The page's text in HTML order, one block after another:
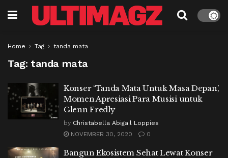
Home Tag tanda mata
Tag: tanda mata
Konser ‘Tanda Mata Untuk Masa Depan’,
Momen Apresiasi Para Musisi untuk
Glenn Fredly
by Christabella Abigail Loppies
NOVEMBER 30, 2020
0
Bangun Ekosistem Sehat Lewat Konser